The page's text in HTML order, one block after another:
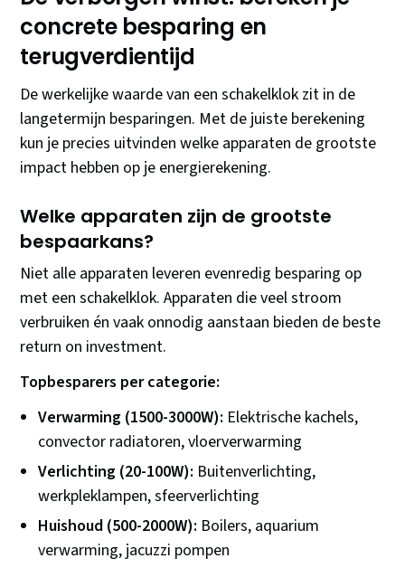
concrete besparing en
terugverdientijd
De werkelijke waarde van een schakelklok zit in de
langetermijn besparingen. Met de juiste berekening
kun je precies uitvinden welke apparaten de grootste
impact hebben op je energierekening.
Welke apparaten zijn de grootste
bespaarkans?
Niet alle apparaten leveren evenredig besparing op
met een schakelklok. Apparaten die veel stroom
verbruiken én vaak onnodig aanstaan bieden de beste
return on investment.
Topbesparers per categorie:
Verwarming (1500-3000W): Elektrische kachels,
convector radiatoren, vloerverwarming
Verlichting (20-100W): Buitenverlichting,
werkpleklampen, sfeerverlichting
Huishoud (500-2000W): Boilers, aquarium
verwarming, jacuzzi pompen